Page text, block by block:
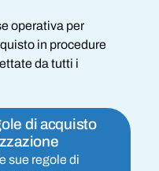
operativa per
in procedure
da tutti i
di acquisto
sue regole di